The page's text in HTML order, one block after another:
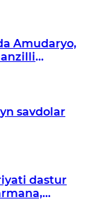
Amudaryo,
savdolar
dastur